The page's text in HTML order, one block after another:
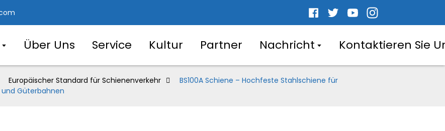
Über Uns Service Kultur Partner Nachricht Kontaktieren Sie
Europäischer Standard für Schienenverkehr
BS100A Schiene – Hochfeste Stahlschiene für
Güterbahnen